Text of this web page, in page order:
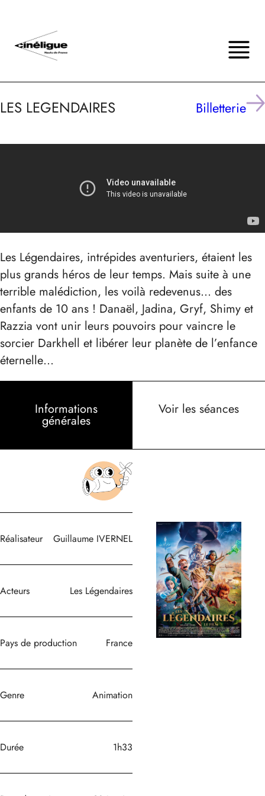
LES LEGENDAIRES Billetterie
Les Légendaires, intrépides aventuriers, étaient les
plus grands héros de leur temps. Mais suite à une
terrible malédiction, les voilà redevenus… des
enfants de 10 ans ! Danaël, Jadina, Gryf, Shimy et
Razzia vont unir leurs pouvoirs pour vaincre le
sorcier Darkhell et libérer leur planète de l’enfance
éternelle…
Informations
générales
Voir les séances
Réalisateur Guillaume IVERNEL
Acteurs Les Légendaires
Pays de production France
Genre Animation
Durée 1h33